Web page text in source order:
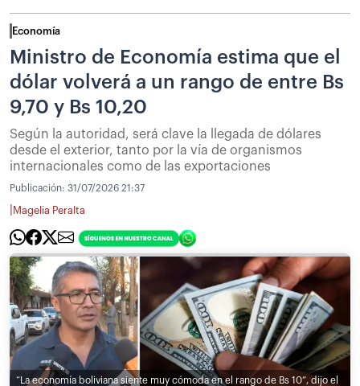
Economía
Ministro de Economía estima que el
dólar volverá a un rango de entre Bs
9,70 y Bs 10,20
Según la autoridad, será clave la llegada de dólares
desde el exterior, tanto por la vía de organismos
internacionales como de las exportaciones
Publicación: 31/07/2026 21:37
Magelia Peralta
“La economía boliviana siente muy cómoda en el rango de Bs 10”, dijo el